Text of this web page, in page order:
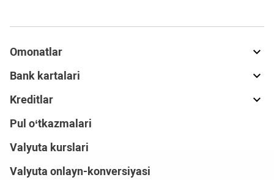
Omonatlar
Bank kartalari
Kreditlar
Pul o‘tkazmalari
Valyuta kurslari
Valyuta onlayn-konversiyasi